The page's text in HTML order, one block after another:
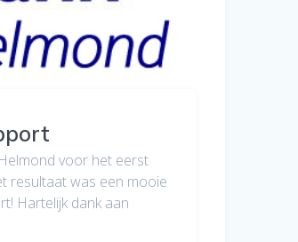
voor het eerst
resultaat was een mooie
Hartelijk dank aan